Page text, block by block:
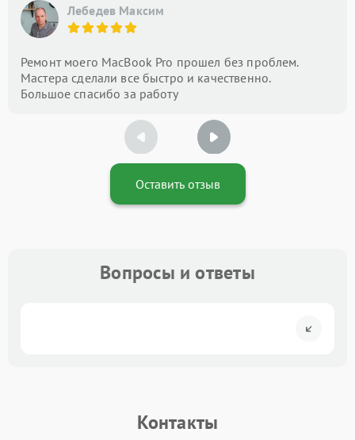
Лебедев Максим
Ремонт моего MacBook Pro прошел без проблем.
Мастера сделали все быстро и качественно.
Большое спасибо за работу
Оставить отзыв
Вопросы и ответы
Контакты